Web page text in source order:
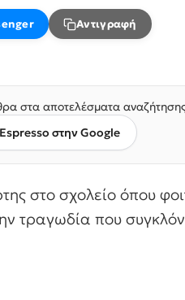
Αντιγραφή
στα αποτελέσματα
στην Google
στο σχολείο όπου
τραγωδία που